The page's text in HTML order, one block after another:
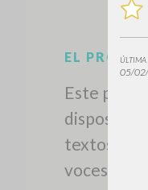
05/
EL
Este portal